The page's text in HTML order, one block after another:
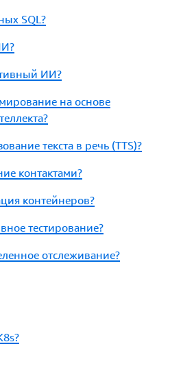
SQL?
ИИ?
на основе
текста в речь (TTS)?
контактами?
контейнеров?
тестирование?
отслеживание?